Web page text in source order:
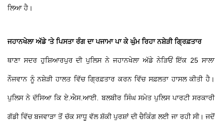
ਲਿਆ ਹੈ।
ਜਹਾਨਖੇਲਾ ਅੱਡੇ 'ਤੇ ਪਿਸਤਾ ਰੰਗ ਦਾ ਪਜਾਮਾ ਪਾ ਕੇ ਘੁੰਮ ਰਿਹਾ ਨਸ਼ੇੜੀ ਗ੍ਰਿਫ਼ਤਾਰ
ਥਾਣਾ ਸਦਰ ਹੁਸ਼ਿਆਰਪੁਰ ਦੀ ਪੁਲਿਸ ਨੇ ਜਹਾਨਖੇਲਾ ਅੱਡੇ ਨੇੜਿਓਂ ਇੱਕ 25 ਸਾਲਾ
ਨੌਜਵਾਨ ਨੂੰ ਨਸ਼ੇੜੀ ਹਾਲਤ ਵਿੱਚ ਗ੍ਰਿਫ਼ਤਾਰ ਕਰਨ ਵਿੱਚ ਸਫ਼ਲਤਾ ਹਾਸਲ ਕੀਤੀ ਹੈ।
ਪੁਲਿਸ ਨੇ ਦੱਸਿਆ ਕਿ ਏ.ਐਸ.ਆਈ. ਬਲਬੀਰ ਸਿੰਘ ਸਮੇਤ ਪੁਲਿਸ ਪਾਰਟੀ ਸਰਕਾਰੀ
ਗੱਡੀ ਵਿੱਚ ਬਜਵਾੜਾ ਤੋਂ ਚੱਕ ਸਾਧੂ ਵੱਲ ਸ਼ੱਕੀ ਪੁਰਸ਼ਾਂ ਦੀ ਚੈਕਿੰਗ ਲਈ ਜਾ ਰਹੀ ਸੀ। ਜਦੋਂ